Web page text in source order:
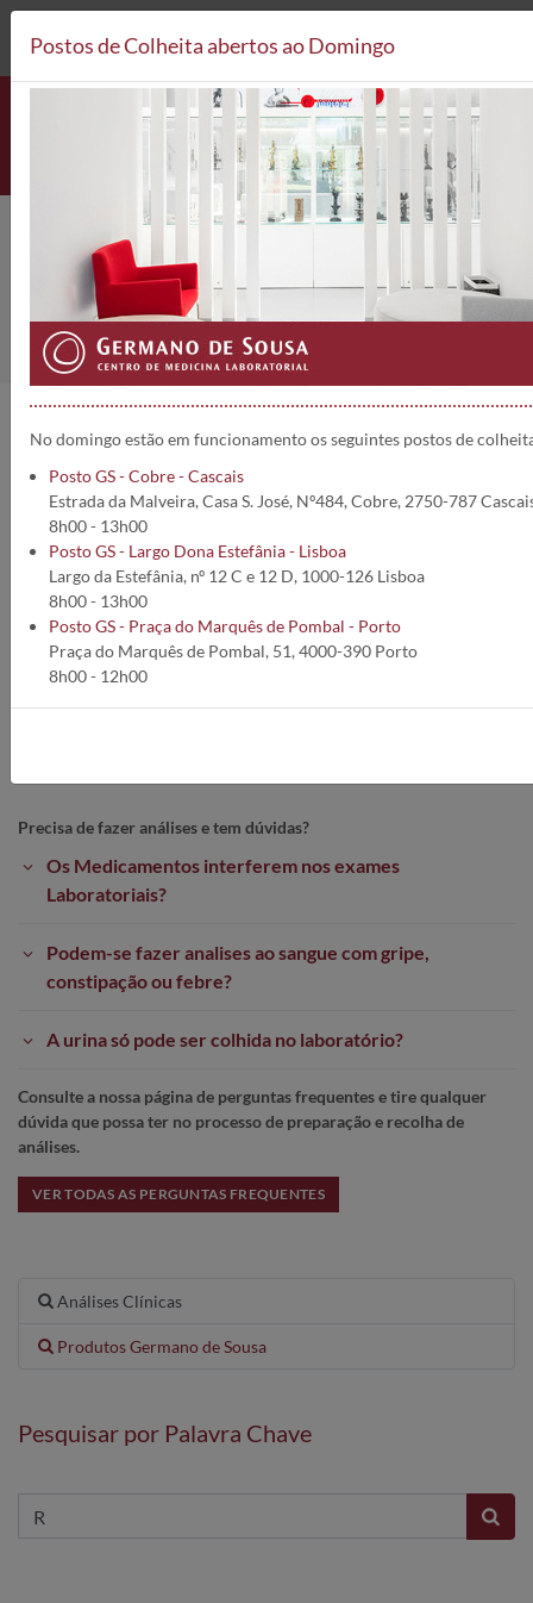
212 693 530* Postos de Colheita
Análises Clínicas
Home
poderá realizar um vasto conjunto de análises com a maxima
Qualidade e Rigor.
Utilize o menu em baixo e seleccione o tipo de análises que
pretende, para obter mais informações.
No caso de alguma dúvida ou questão, não hesite em nos contactar
para:
Telefone:212 693 530*
*Custo de Chamada para a Rede Fixa de acordo com o seu tarifário
Email:
contact@germanodesousa.com
Para consultar a lista de Requisições de Análises Clinicas do Grupo
Germano de Sousa:
Precisa de fazer análises e tem dúvidas?
Os Medicamentos interferem nos exames
Laboratoriais?
Podem-se fazer analises ao sangue com gripe,
constipação ou febre?
A urina só pode ser colhida no laboratório?
Consulte a nossa página de perguntas frequentes e tire qualquer
dúvida que possa ter no processo de preparação e recolha de
análises.
VER TODAS AS PERGUNTAS FREQUENTES
Análises Clínicas
Produtos Germano de Sousa
Pesquisar por Palavra Chave
Postos de Colheita abertos ao Domingo
No domingo estão em funcionamento os seguintes postos de
Posto GS - Cobre - Cascais
Estrada da Malveira, Casa S. José, Nº484, Cobre, 2750-787
8h00 - 13h00
Posto GS - Largo Dona Estefânia - Lisboa
Largo da Estefânia, nº 12 C e 12 D, 1000-126 Lisboa
8h00 - 13h00
Posto GS - Praça do Marquês de Pombal - Porto
Praça do Marquês de Pombal, 51, 4000-390 Porto
8h00 - 12h00